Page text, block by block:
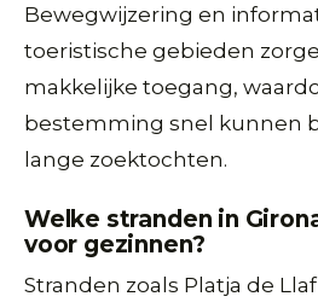
Bewegwijzering en
toeristische gebieden
makkelijke toegang,
bestemming snel kunnen
lange zoektochten.
Welke stranden in
voor gezinnen?
Stranden zoals Platja de